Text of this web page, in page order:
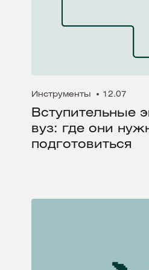
Инструменты 12.07
Вступительные
вуз: где они
подготовиться